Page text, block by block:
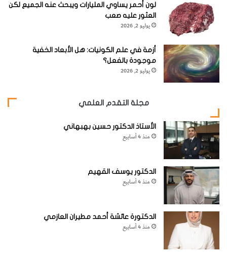
لون أحمر يساوي المليارات ويبحث عنه الجميع لكن
العثور عليه صعب
يوليو 2, 2026
أزمة في علم الكونيات: هل الأبعاد الخفية
موجودة بالفعل؟
يوليو 2, 2026
مجلة التقدم العلمي
الأستاذ الدكتور حسين بهبهاني
منذ 4 أسابيع
الدكتور يوسف القهيم
منذ 4 أسابيع
الدكتورة عائشة أحمد مطيران العازمي
منذ 4 أسابيع